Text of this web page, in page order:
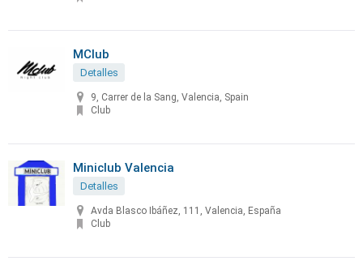
MClub
Detalles
9, Carrer de la Sang, Valencia, Spain
Club
Miniclub Valencia
Detalles
Avda Blasco Ibáñez, 111, Valencia, España
Club